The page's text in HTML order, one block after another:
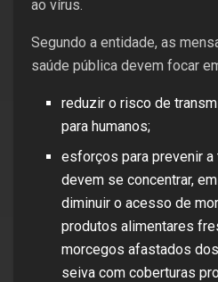
ao vírus.
Segundo a entidade, as
saúde pública devem focar
reduzir o risco de
para humanos;
esforços para prevenir
devem se concentrar,
diminuir o acesso de
produtos alimentares
morcegos afastados
seiva com coberturas